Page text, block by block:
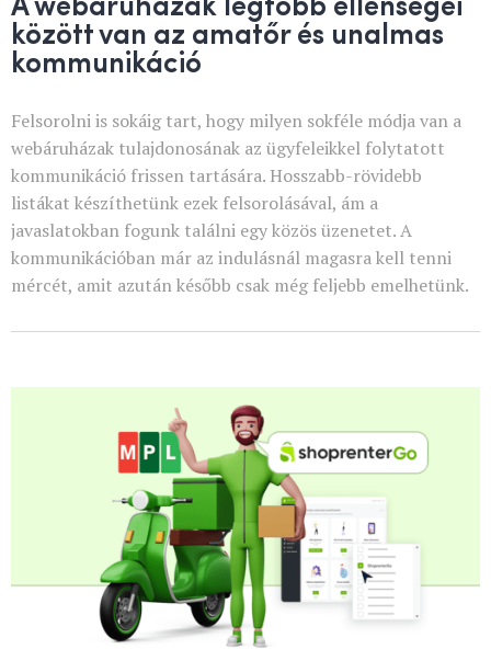
között van az amatőr és unalmas
kommunikáció
Felsorolni is sokáig tart, hogy milyen sokféle módja van a
webáruházak tulajdonosának az ügyfeleikkel folytatott
kommunikáció frissen tartására. Hosszabb-rövidebb
listákat készíthetünk ezek felsorolásával, ám a
javaslatokban fogunk találni egy közös üzenetet. A
kommunikációban már az indulásnál magasra kell tenni
mércét, amit azután később csak még feljebb emelhetünk.